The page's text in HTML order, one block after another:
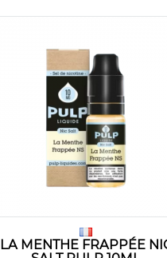
LA MENTHE FRAPPÉE